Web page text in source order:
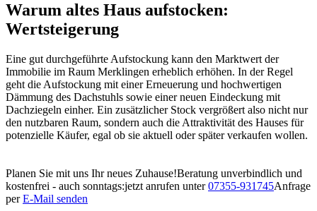
Warum altes Haus aufstocken:
Wertsteigerung
Eine gut durchgeführte Aufstockung kann den Marktwert der
Immobilie im Raum Merklingen erheblich erhöhen. In der Regel
geht die Aufstockung mit einer Erneuerung und hochwertigen
Dämmung des Dachstuhls sowie einer neuen Eindeckung mit
Dachziegeln einher. Ein zusätzlicher Stock vergrößert also nicht nur
den nutzbaren Raum, sondern auch die Attraktivität des Hauses für
potenzielle Käufer, egal ob sie aktuell oder später verkaufen wollen.
Planen Sie mit uns Ihr neues Zuhause!Beratung unverbindlich und
kostenfrei - auch sonntags:jetzt anrufen unter07355-931745Anfrage
perE-Mail senden